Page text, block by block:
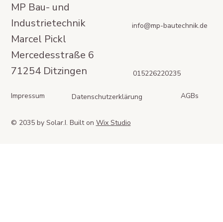
MP Bau- und
Industrietechnik
Marcel Pickl
Mercedesstraße 6
71254 Ditzingen
info@mp-bautechnik.de
015226220235
Impressum Datenschutzerklärung AGBs
© 2035 by Solar.I. Built on Wix Studio